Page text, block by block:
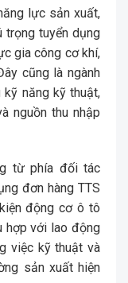
lực sản xuất,
trọng tuyển dụng
gia công cơ khí,
cũng là ngành
kỹ năng kỹ thuật,
nguồn thu nhập
từ phía đối tác
đơn hàng TTS
động cơ ô tô
hợp với lao động
việc kỹ thuật và
sản xuất hiện